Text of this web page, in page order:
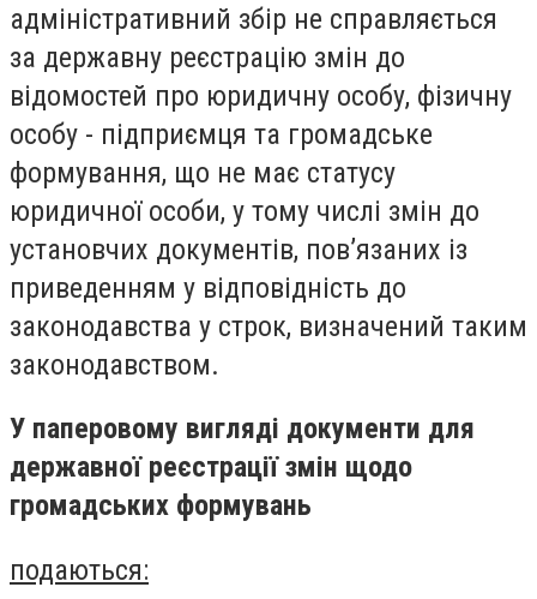
адміністративний збір не справляється
за державну реєстрацію змін до
відомостей про юридичну особу, фізичну
особу - підприємця та громадське
формування, що не має статусу
юридичної особи, у тому числі змін до
установчих документів, пов’язаних із
приведенням у відповідність до
законодавства у строк, визначений таким
законодавством.
У паперовому вигляді документи для
державної реєстрації змін щодо
громадських формувань
подаються: